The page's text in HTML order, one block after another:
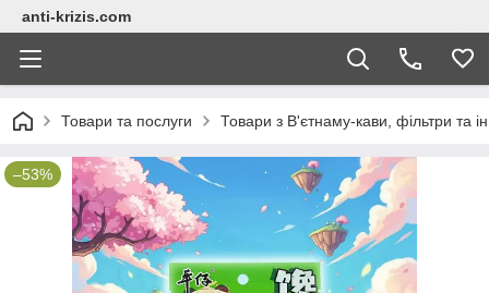
anti-krizis.com
Товари та послуги Товари з В'єтнаму-кави, фільтри та
–53%